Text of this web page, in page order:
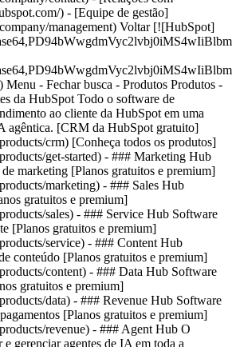
) - [Equipe de gestão]
management) Voltar [![HubSpot]
Menu - Fechar busca - Produtos Produtos -
da HubSpot Todo o software de
ao cliente da HubSpot em uma
agêntica. [CRM da HubSpot gratuito]
crm) [Conheça todos os produtos]
get-started) - ### Marketing Hub
marketing [Planos gratuitos e premium]
marketing) - ### Sales Hub
gratuitos e premium]
sales) - ### Service Hub Software
[Planos gratuitos e premium]
service) - ### Content Hub
conteúdo [Planos gratuitos e premium]
content) - ### Data Hub Software
gratuitos e premium]
data) - ### Revenue Hub Software
[Planos gratuitos e premium]
revenue) - ### Agent Hub O
e gerenciar agentes de IA em toda a